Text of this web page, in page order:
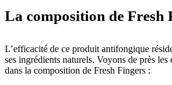
La composition de Fresh
L’efficacité de ce produit antifongique
ses ingrédients naturels. Voyons de près les
dans la composition de Fresh Fingers :